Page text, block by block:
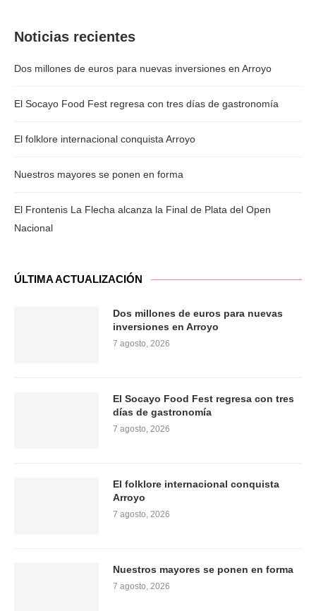
Noticias recientes
Dos millones de euros para nuevas inversiones en Arroyo
El Socayo Food Fest regresa con tres días de gastronomía
El folklore internacional conquista Arroyo
Nuestros mayores se ponen en forma
El Frontenis La Flecha alcanza la Final de Plata del Open
Nacional
ÚLTIMA ACTUALIZACIÓN
Dos millones de euros para nuevas
inversiones en Arroyo
7 agosto, 2026
El Socayo Food Fest regresa con tres
días de gastronomía
7 agosto, 2026
El folklore internacional conquista
Arroyo
7 agosto, 2026
Nuestros mayores se ponen en forma
7 agosto, 2026